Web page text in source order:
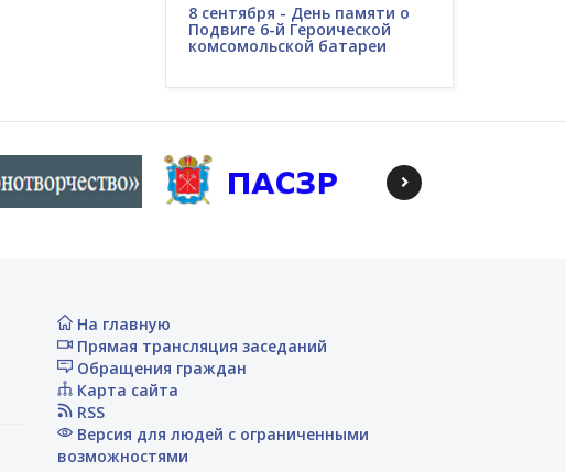
8 сентября - День памяти о
Подвиге 6-й Героической
комсомольской батареи
На главную
Прямая трансляция заседаний
Обращения граждан
Карта сайта
RSS
Версия для людей с ограниченными
возможностями